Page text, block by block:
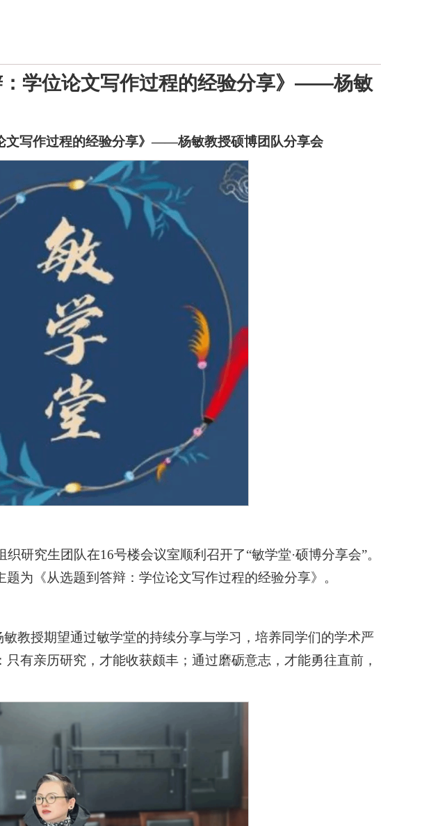
：学位论文写作过程的经验分享》——杨敏
文写作过程的经验分享》——杨敏教授硕博团队分享会
研究生团队在16号楼会议室顺利召开了“敏学堂·硕博分享会”。
为《从选题到答辩：学位论文写作过程的经验分享》。
教授期望通过敏学堂的持续分享与学习，培养同学们的学术严
有亲历研究，才能收获颇丰；通过磨砺意志，才能勇往直前，